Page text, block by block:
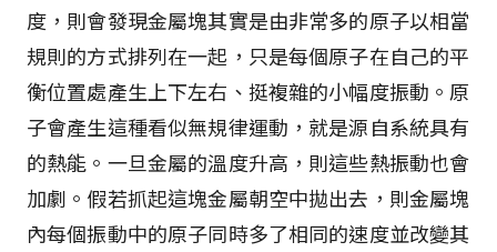
度，則會發現金屬塊其實是由非常多的原子以相當
規則的方式排列在一起，只是每個原子在自己的平
衡位置處產生上下左右、挺複雜的小幅度振動。原
子會產生這種看似無規律運動，就是源自系統具有
的熱能。一旦金屬的溫度升高，則這些熱振動也會
加劇。假若抓起這塊金屬朝空中拋出去，則金屬塊
內每個振動中的原子同時多了相同的速度並改變其